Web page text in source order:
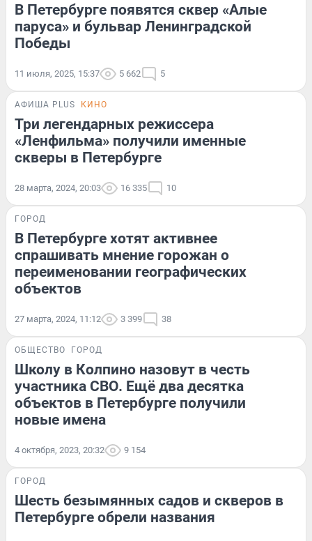
В Петербурге появятся сквер «Алые
паруса» и бульвар Ленинградской
Победы
11 июля, 2025, 15:37 5 662 5
АФИША PLUS КИНО
Три легендарных режиссера
«Ленфильма» получили именные
скверы в Петербурге
28 марта, 2024, 20:03 16 335 10
ГОРОД
В Петербурге хотят активнее
спрашивать мнение горожан о
переименовании географических
объектов
27 марта, 2024, 11:12 3 399 38
ОБЩЕСТВО ГОРОД
Школу в Колпино назовут в честь
участника СВО. Ещё два десятка
объектов в Петербурге получили
новые имена
4 октября, 2023, 20:32 9 154
ГОРОД
Шесть безымянных садов и скверов в
Петербурге обрели названия